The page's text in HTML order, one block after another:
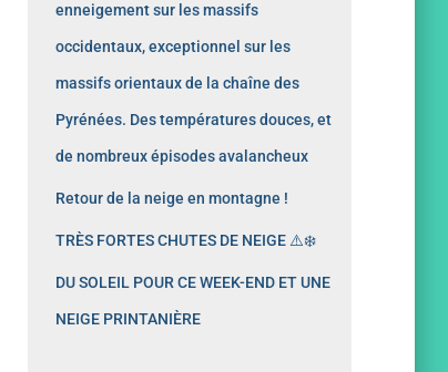
enneigement sur les massifs
occidentaux, exceptionnel sur les
massifs orientaux de la chaîne des
Pyrénées. Des températures douces, et
de nombreux épisodes avalancheux
Retour de la neige en montagne !
TRÈS FORTES CHUTES DE NEIGE ⚠️❄️
DU SOLEIL POUR CE WEEK-END ET UNE
NEIGE PRINTANIÈRE